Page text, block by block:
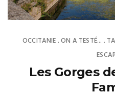
OCCITANIE ,ON A TESTÉ... ,
Les Gorges